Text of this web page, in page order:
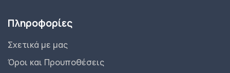
Πληροφορίες
Σχετικά με μας
Όροι και Προυποθέσεις